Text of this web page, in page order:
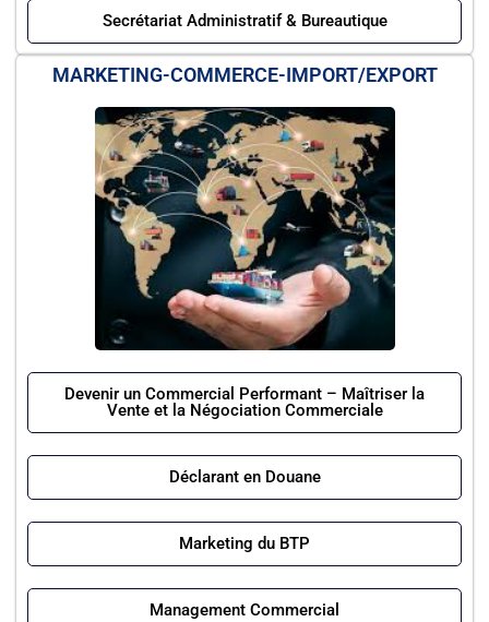
Secrétariat Administratif & Bureautique
MARKETING-COMMERCE-IMPORT/EXPORT
Devenir un Commercial Performant – Maîtriser la
Vente et la Négociation Commerciale
Déclarant en Douane
Marketing du BTP
Management Commercial